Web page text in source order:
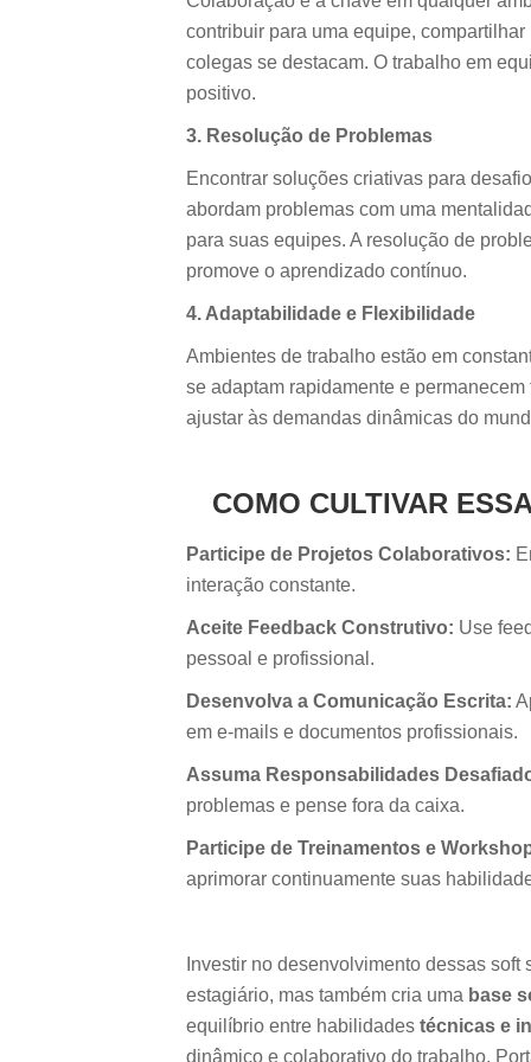
contribuir para uma equipe,
colegas se destacam. O trabalho em
positivo.
3. Resolução de Problemas
Encontrar soluções criativas para
abordam problemas com uma
para suas equipes. A resolução de
promove o aprendizado contínuo.
4. Adaptabilidade e Flexibilidade
Ambientes de trabalho estão em
se adaptam rapidamente e
ajustar às demandas dinâmicas do
COMO CULTIVAR
Participe de Projetos Colaborativos:
interação constante.
Aceite Feedback Construtivo: Use
pessoal e profissional.
Desenvolva a Comunicação Escrita:
em e-mails e documentos profissionais.
Assuma Responsabilidades
problemas e pense fora da caixa.
Participe de Treinamentos e
aprimorar continuamente suas
Investir no desenvolvimento dessas
estagiário, mas também cria uma base
equilíbrio entre habilidades técnicas e
dinâmico e colaborativo do trabalho.